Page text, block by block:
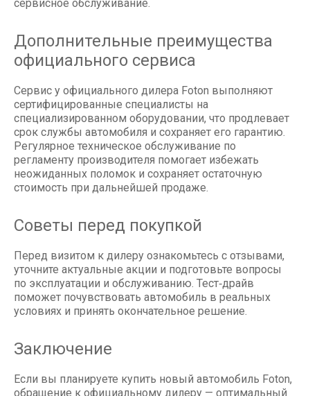
сервисное обслуживание.
Дополнительные преимущества
официального сервиса
Сервис у официального дилера Foton выполняют
сертифицированные специалисты на
специализированном оборудовании, что продлевает
срок службы автомобиля и сохраняет его гарантию.
Регулярное техническое обслуживание по
регламенту производителя помогает избежать
неожиданных поломок и сохраняет остаточную
стоимость при дальнейшей продаже.
Советы перед покупкой
Перед визитом к дилеру ознакомьтесь с отзывами,
уточните актуальные акции и подготовьте вопросы
по эксплуатации и обслуживанию. Тест‑драйв
поможет почувствовать автомобиль в реальных
условиях и принять окончательное решение.
Заключение
Если вы планируете купить новый автомобиль Foton,
обращение к официальному дилеру — оптимальный